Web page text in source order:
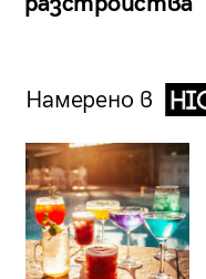
Намерено в